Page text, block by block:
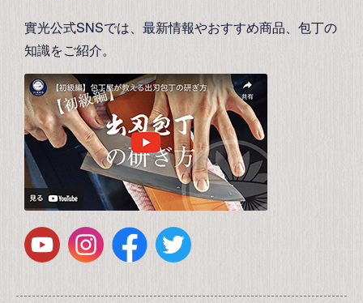
實光公式SNSでは、最新情報やおすすめ商品、包丁の
知識をご紹介。